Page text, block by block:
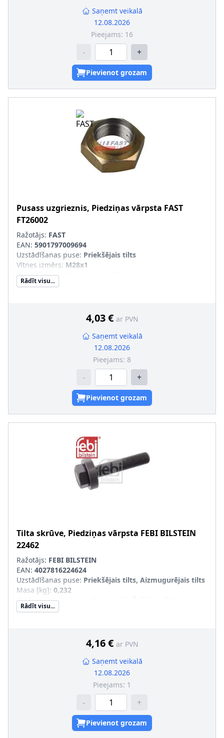
Saņemt veikalā
12.08.2026
Pieejams: 16
- +
Pievienot grozam
Pusass uzgrieznis, Piedziņas vārpsta FAST
FT26002
Ražotājs: FAST
EAN: 5901797009694
Uzstādīšanas puse: Priekšējais tilts
Vītnes izmērs: M28x1
Uzgriežņu atslēgas izmērs
Rādīt visu...
4,03 € ar PVN
Saņemt veikalā
12.08.2026
Pieejams: 8
- +
Pievienot grozam
Tilta skrūve, Piedziņas vārpsta FEBI BILSTEIN
22462
Ražotājs: FEBI BILSTEIN
EAN: 4027816224624
Uzstādīšanas puse: Priekšējais tilts, Aizmugurējais tilts
Masa [kg]: 0,232
Skrūves galvas-/Uzgriežņa profils
Ārējās vītnes izmērs
Rādīt visu...
4,16 € ar PVN
Saņemt veikalā
12.08.2026
Pieejams: 1
- +
Pievienot grozam